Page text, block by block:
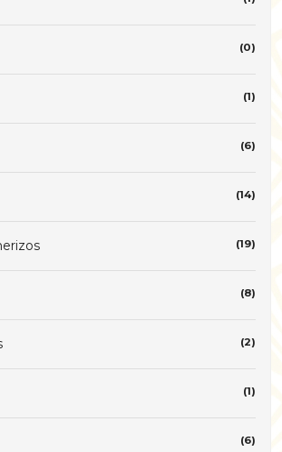
(0)
(1)
(6)
(14)
(19)
(8)
(2)
(1)
(6)